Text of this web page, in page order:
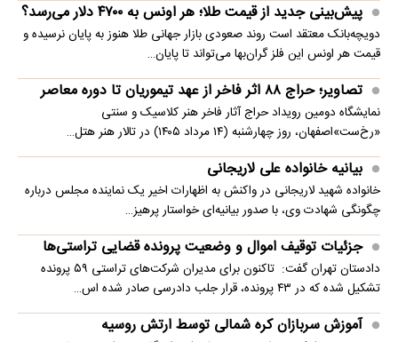
پیش‌بینی جدید از قیمت طلا؛ هر اونس به ۴۷۰۰ دلار می‌رسد؟
دویچه‌بانک معتقد است روند صعودی بازار جهانی طلا هنوز به پایان نرسیده و
قیمت هر اونس این فلز گران‌بها می‌تواند تا پایان…
تصاویر؛ حراج ۸۸ اثر فاخر از عهد تیموریان تا دوره معاصر
نمایشگاه دومین رویداد حراج آثار فاخر هنر کلاسیک و سنتی
«رخ‌ست»اصفهان، روز چهارشنبه (۱۴ مرداد ۱۴۰۵) در تالار هنر هتل…
بیانیه خانواده علی لاریجانی
خانواده شهید لاریجانی در واکنش به اظهارات اخیر یک نماینده مجلس درباره
چگونگی شهادت وی، با صدور بیانیه‌ای خواستار پرهیز…
جزئیات توقیف اموال و وضعیت پرونده قضایی تراستی‌ها
دادستان تهران گفت: تاکنون برای مدیران شرکت‌های تراستی ۵۹ پرونده
تشکیل شده که در ۴۳ پرونده، قرار جلب دادرسی صادر شده اس…
آموزش سربازان کره شمالی توسط ارتش روسیه